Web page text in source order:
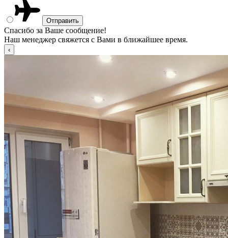
Спасибо за Ваше сообщение!
Наш менеджер свяжется с Вами в ближайшее время.